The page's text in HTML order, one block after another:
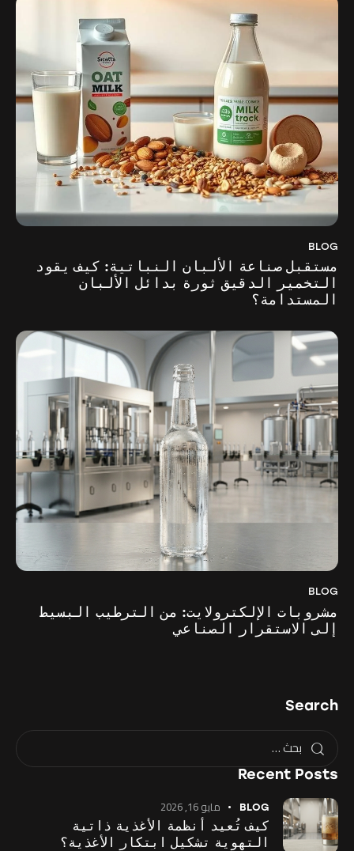
BLOG
مستقبل صناعة الألبان النباتية: كيف يقود
التخمير الدقيق ثورة بدائل الألبان
المستدامة؟
BLOG
مشروبات الإلكترولايت: من الترطيب البسيط
إلى الاستقرار الصناعي
Search
Recent Posts
BLOG مايو 16, 2026
كيف تُعيد أنظمة الأغذية ذاتية
التهوية تشكيل ابتكار الأغذية؟